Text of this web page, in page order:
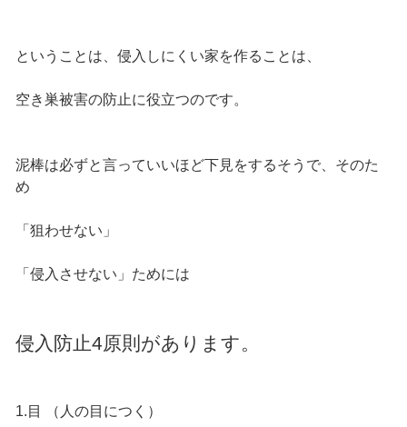
ということは、侵入しにくい家を作ることは、
空き巣被害の防止に役立つのです。
泥棒は必ずと言っていいほど下見をするそうで、そのた
め
「狙わせない」
「侵入させない」ためには
侵入防止4原則があります。
1.目 （人の目につく）